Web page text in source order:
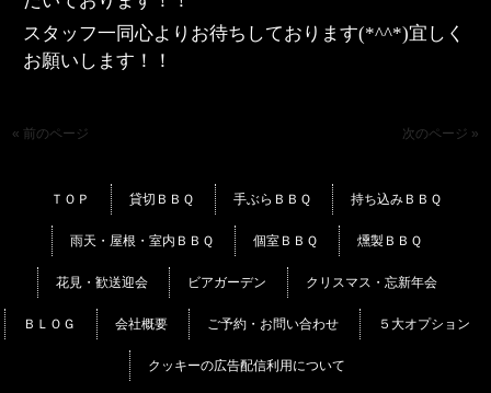
スタッフ一同心よりお待ちしております(*^^*)宜しく
お願いします！！
« 前のページ 次のページ »
ＴＯＰ 貸切ＢＢＱ 手ぶらＢＢＱ 持ち込みＢＢＱ
雨天・屋根・室内ＢＢＱ 個室ＢＢＱ 燻製ＢＢＱ
花見・歓送迎会 ビアガーデン クリスマス・忘新年会
ＢＬＯＧ 会社概要 ご予約・お問い合わせ ５大オプション
クッキーの広告配信利用について